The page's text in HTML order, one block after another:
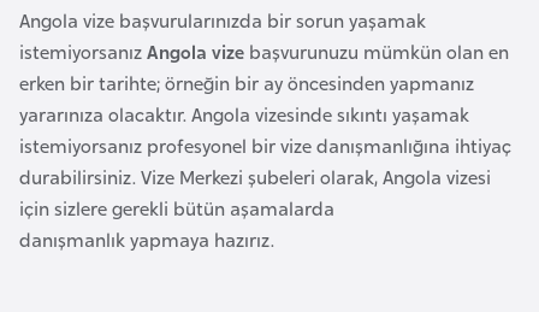
Angola vize başvurularınızda bir sorun yaşamak
istemiyorsanızAngola vize başvurunuzu mümkün olan en
erken bir tarihte; örneğin bir ay öncesinden yapmanız
yararınıza olacaktır. Angola vizesinde sıkıntı yaşamak
istemiyorsanız profesyonel bir vize danışmanlığına ihtiyaç
durabilirsiniz. Vize Merkezi şubeleri olarak, Angola vizesi
için sizlere gerekli bütün aşamalarda
danışmanlık yapmaya hazırız.
l
ç
i
k
a
B
e